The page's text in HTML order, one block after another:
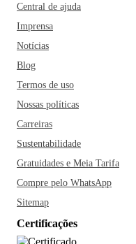
Central de ajuda
Imprensa
Notícias
Blog
Termos de uso
Nossas políticas
Carreiras
Sustentabilidade
Gratuidades e Meia Tarifa
Compre pelo WhatsApp
Sitemap
Certificações